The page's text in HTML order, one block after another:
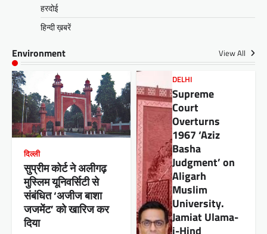
हरदोई
हिन्दी ख़बरें
Environment View All
दिल्ली
सुप्रीम कोर्ट ने अलीगढ़
मुस्लिम यूनिवर्सिटी से
संबंधित ‘अजीज बाशा
जजमेंट’ को खारिज कर
दिया
DELHI
Supreme
Court
Overturns
1967 ‘Aziz
Basha
Judgment’ on
Aligarh
Muslim
University.
Jamiat Ulama-